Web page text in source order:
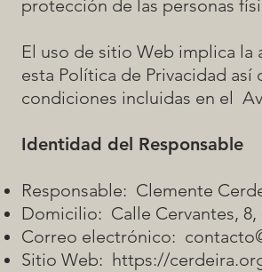
protección de las personas
El uso de sitio Web implica la
esta Política de Privacidad así
condiciones incluidas en el
Identidad del Responsable
Responsable: Clemente
Domicilio: Calle Cervantes, 8,
Correo electrónico:
Sitio Web: https://